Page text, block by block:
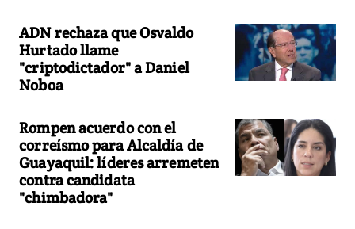
ADN rechaza que Osvaldo
Hurtado llame
"criptodictador" a Daniel
Noboa
Rompen acuerdo con el
correísmo para Alcaldía de
Guayaquil: líderes arremeten
contra candidata
"chimbadora"